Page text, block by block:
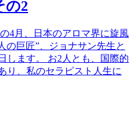
の2
4月、日本のアロマ界に旋風
の巨匠”、ジョナサン先生と
します。 お2人とも、国際的
り、私のセラピスト人生に